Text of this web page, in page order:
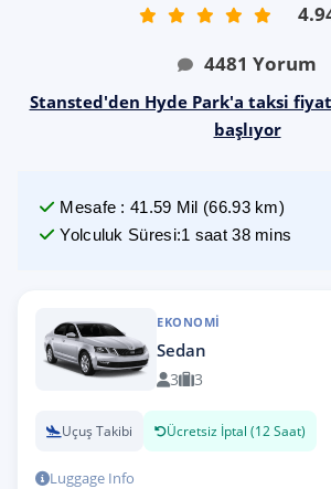
4481 Yorum
Stansted'den Hyde Park'a taksi
başlıyor
Mesafe :41.59 Mil (66.93km)
Yolculuk Süresi:1 saat 38 mins
EKONOMI
Sedan
3 3
Uçuş Takibi Ücretsiz İptal (12 Saat)
Luggage Info